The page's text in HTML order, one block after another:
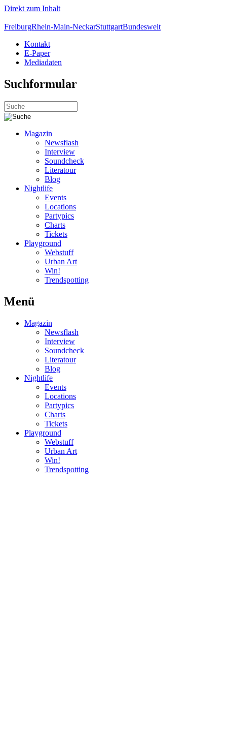
Direkt zum Inhalt
FreiburgRhein-Main-NeckarStuttgartBundesweit
Kontakt
E-Paper
Mediadaten
Suchformular
Magazin
Newsflash
Interview
Soundcheck
Literatour
Blog
Nightlife
Events
Locations
Partypics
Charts
Tickets
Playground
Webstuff
Urban Art
Win!
Trendspotting
Menü
Magazin
Newsflash
Interview
Soundcheck
Literatour
Blog
Nightlife
Events
Locations
Partypics
Charts
Tickets
Playground
Webstuff
Urban Art
Win!
Trendspotting